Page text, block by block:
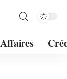
Affaires